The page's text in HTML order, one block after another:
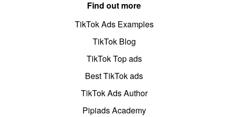
Find out more
TikTok Ads Examples
TikTok Blog
TikTok Top ads
Best TikTok ads
TikTok Ads Author
Pipiads Academy